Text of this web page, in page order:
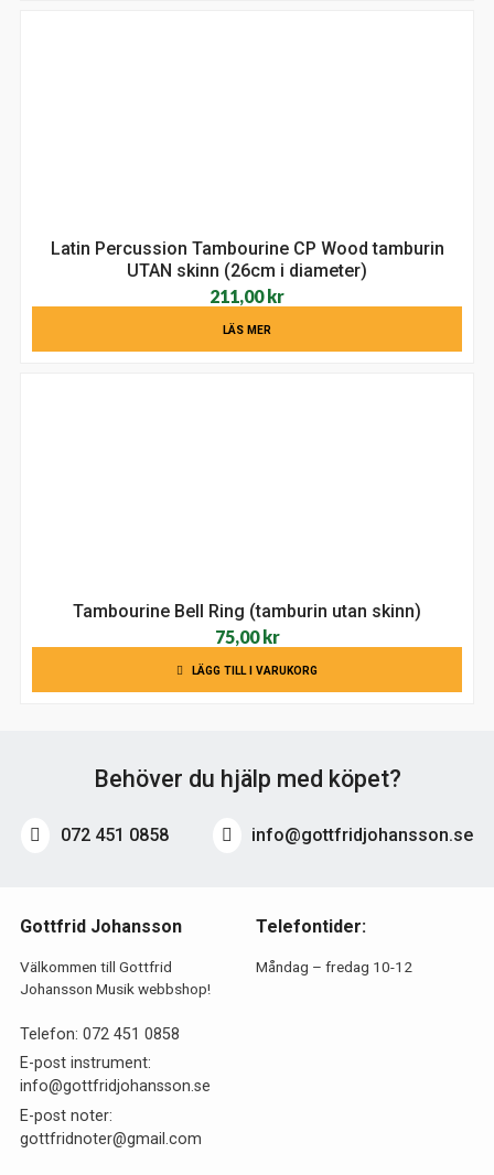
Latin Percussion Tambourine CP Wood tamburin
UTAN skinn (26cm i diameter)
211,00kr
LÄS MER
Tambourine Bell Ring (tamburin utan skinn)
75,00kr
LÄGG TILL I VARUKORG
Behöver du hjälp med köpet?
072 451 0858 info@gottfridjohansson.se
Gottfrid Johansson
Välkommen till Gottfrid
Johansson Musik webbshop!
Telefon: 072 451 0858
E-post instrument:
info@gottfridjohansson.se
E-post noter:
gottfridnoter@gmail.com
Telefontider:
Måndag – fredag 10-12